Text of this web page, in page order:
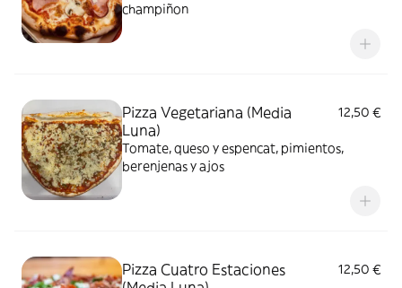
champiñon
Pizza Vegetariana (Media
Luna)
12,50 €
Tomate, queso y espencat, pimientos,
berenjenas y ajos
Pizza Cuatro Estaciones
12,50 €